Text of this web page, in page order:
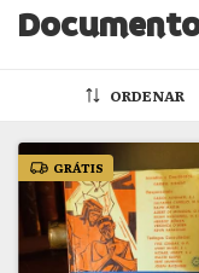
ORDENAR
GRÁTIS